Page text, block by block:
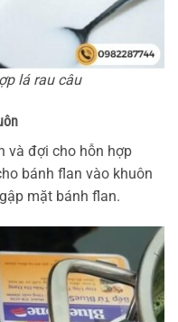
lá rau câu
và đợi cho hỗn hợp
bánh flan vào khuôn
mặt bánh flan.